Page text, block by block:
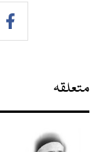
متعلقہ